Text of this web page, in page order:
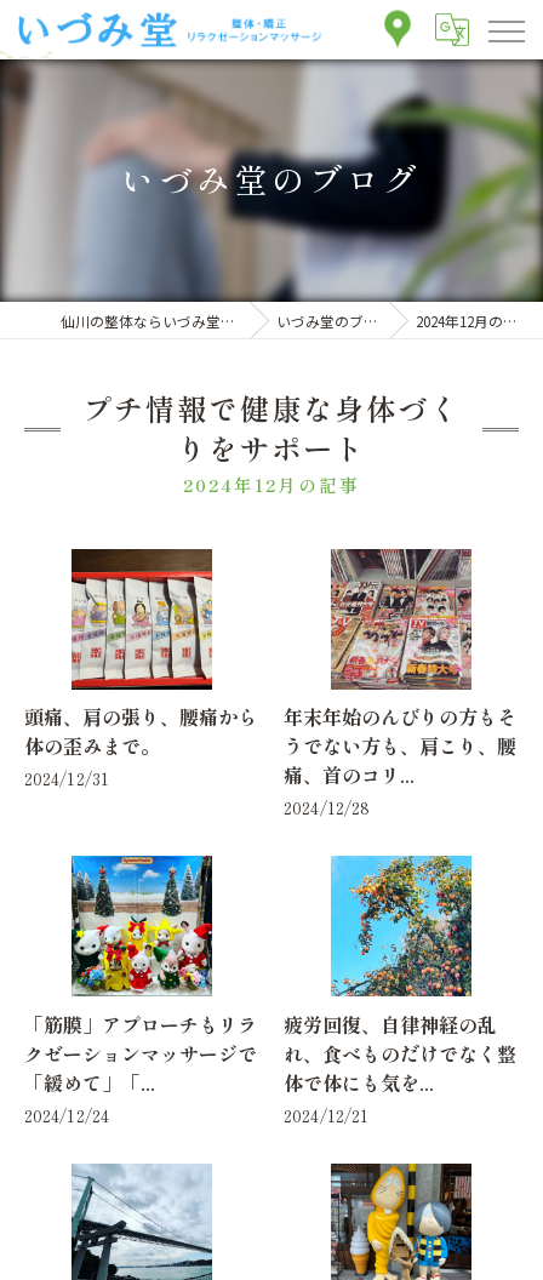
いづみ堂のブログ
仙川の整体ならいづみ堂整体院 いづみ堂のブログ 2024年12月の記事
プチ情報で健康な身体づく
りをサポート
2024年12月の記事
頭痛、肩の張り、腰痛から
体の歪みまで。
2024/12/31
年末年始のんびりの方もそ
うでない方も、肩こり、腰
痛、首のコリ...
2024/12/28
「筋膜」アプローチもリラ
クゼーションマッサージで
「緩めて」「...
2024/12/24
疲労回復、自律神経の乱
れ、食べものだけでなく整
体で体にも気を...
2024/12/21